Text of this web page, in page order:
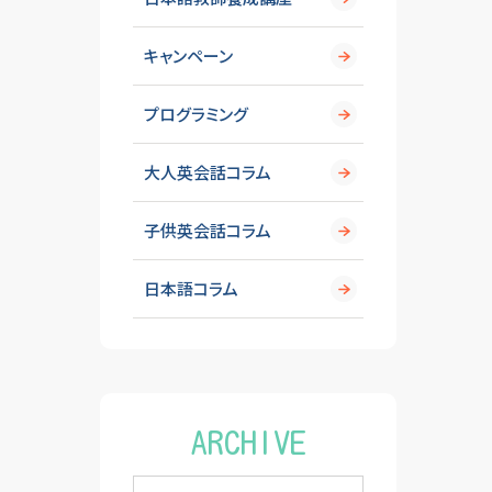
キャンペーン
プログラミング
大人英会話コラム
子供英会話コラム
日本語コラム
ARCHIVE